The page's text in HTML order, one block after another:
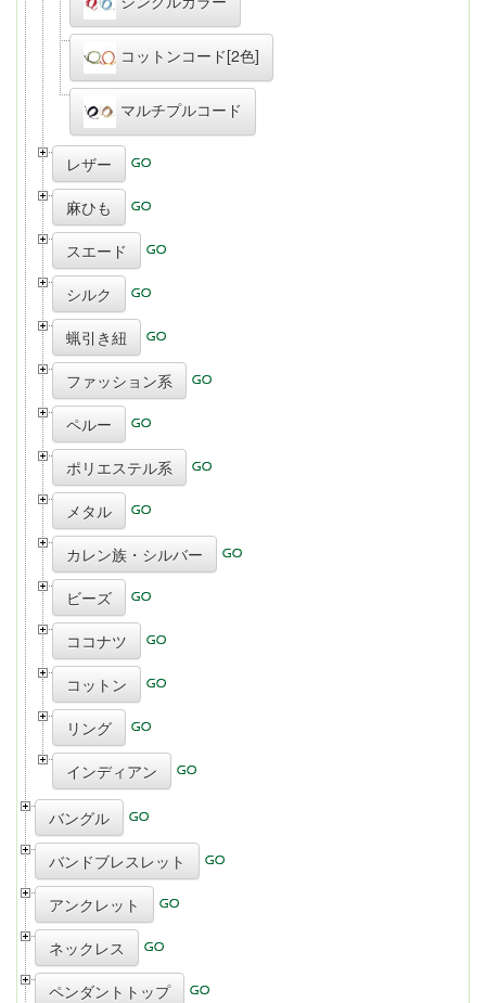
コットンコード[2色]
マルチプルコード
レザー
麻ひも
スエード
シルク
蝋引き紐
ファッション系
ペルー
ポリエステル系
メタル
カレン族・シルバー
ビーズ
ココナツ
コットン
リング
インディアン
バングル
バンドブレスレット
アンクレット
ネックレス
ペンダントトップ